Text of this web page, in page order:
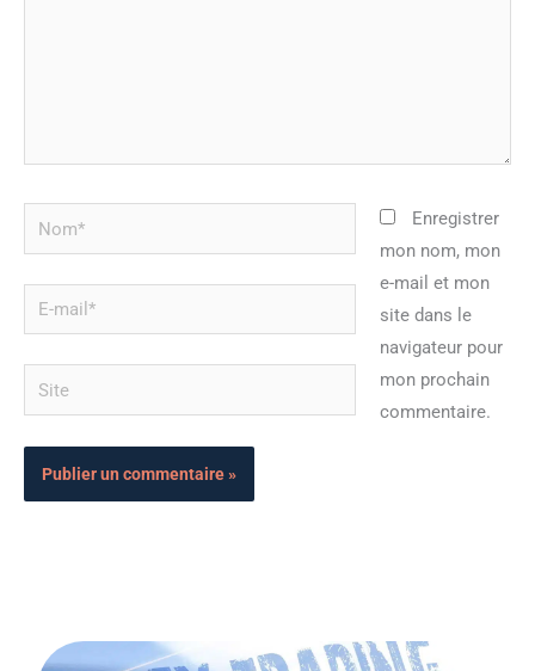
Nom*
mail*
Site
Enregistrer
mon nom, mon
e-mail et mon
site dans le
navigateur pour
mon prochain
commentaire.